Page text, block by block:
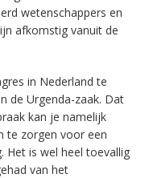
wetenschappers en
afkomstig vanuit de
in Nederland te
de Urgenda-zaak. Dat
kan je namelijk
te zorgen voor een
Het is wel heel toevallig
van het